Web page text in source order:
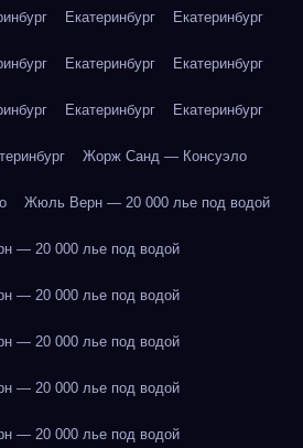
Екатеринбург Екатеринбург
Екатеринбург Екатеринбург
Екатеринбург Екатеринбург
Жорж Санд — Консуэло
Жюль Верн — 20 000 лье под водой
— 20 000 лье под водой
— 20 000 лье под водой
— 20 000 лье под водой
— 20 000 лье под водой
— 20 000 лье под водой